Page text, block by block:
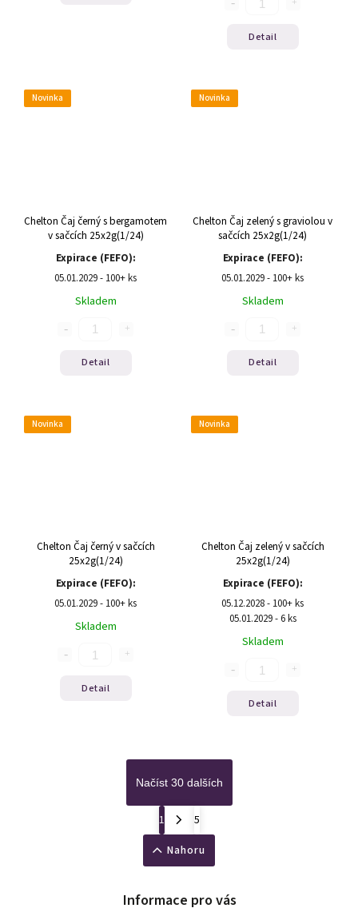
Detail
Novinka
Chelton Čaj černý s bergamotem
v sačcích 25x2g(1/24)
Expirace (FEFO):
05.01.2029 - 100+ ks
Skladem
Detail
Novinka
Chelton Čaj zelený s graviolou v
sačcích 25x2g(1/24)
Expirace (FEFO):
05.01.2029 - 100+ ks
Skladem
Detail
Novinka
Chelton Čaj černý v sačcích
25x2g(1/24)
Expirace (FEFO):
05.01.2029 - 100+ ks
Skladem
Detail
Novinka
Chelton Čaj zelený v sačcích
25x2g(1/24)
Expirace (FEFO):
05.12.2028 - 100+ ks
05.01.2029 - 6 ks
Skladem
Detail
Načíst 30 dalších
1
5
Nahoru
Informace pro vás